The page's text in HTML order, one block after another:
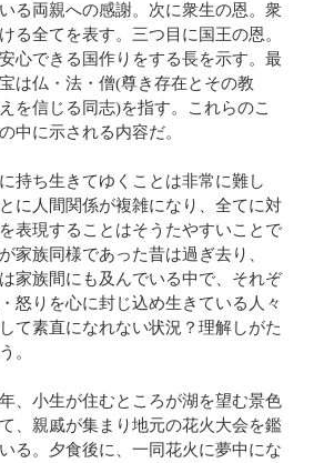
宗の取り組み
法と心得
いのご案内
本部
る両親への感謝。次に衆生の恩。衆
る全てを表す。三つ目に国王の恩。
心できる国作りをする長を示す。最
は仏・法・僧(尊き存在とその教
を信じる同志)を指す。これらのこ
中に示される内容だ。
持ち生きてゆくことは非常に難し
に人間関係が複雑になり、全てに対
表現することはそうたやすいことで
家族同様であった昔は過ぎ去り、
家族間にも及んでいる中で、それぞ
怒りを心に封じ込め生きている人々
て素直になれない状況？理解しがた
。
、小生が住むところが湖を望む景色
、親戚が集まり地元の花火大会を鑑
る。夕食後に、一同花火に夢中にな